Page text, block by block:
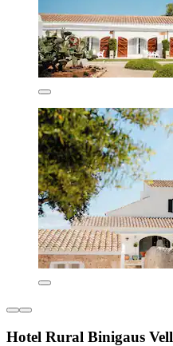
Hotel Rural Binigaus Vell